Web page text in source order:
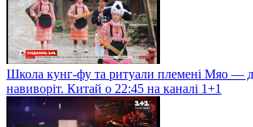
Школа кунг-фу та ритуали племені Мяо —
навиворіт. Китай о 22:45 на каналі 1+1